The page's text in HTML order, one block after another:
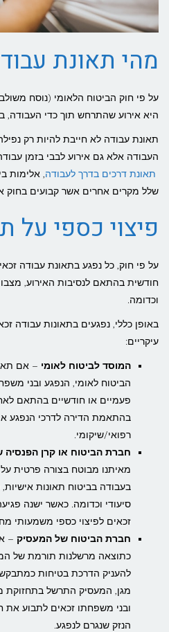
מהי תאונת
היא אירוע שהתרחש תוך כדי העבודה,
תאונת עבודה לא חייבת להיות רק
העבודה אלא גם אירוע לבבי בזמן
תאונת דרכים בדרך לעבודה, אלימות
שלל מקרים אחרים אשר קבועים בחוק
פיצוי כספי על
על פי חוק, כל נפגע בתאונת עבודה
חודשית בהתאם לנסיבות האירוע,
וכדומה.
עיקריים:
המוסד לביטוח לאומי – אם
הביטוח לאומי, הנפגע ובני
פעמיים או חודשיים בהתאם
בהתאמת הדירה לדרכי הנפגע
רפואי/שיקומי.
חברת הביטוח או קרן הפנסיה
מאיתנו מבוטח בצורה פרטית
בעבודה בביטוח תאונות אישיות,
סיעודי וכדומה. כאשר ישנה
זכאים לפיצוי כספי משמעותי
חברת הביטוח של המעסיק –
כתוצאה מרשלנות תורמת של
להעניק הדרכת בטיחות
מגן, המעסיק התרשל בתחזוקת
ובני משפחתו זכאים לתבוע
הנזק שנגרם לנפגע.